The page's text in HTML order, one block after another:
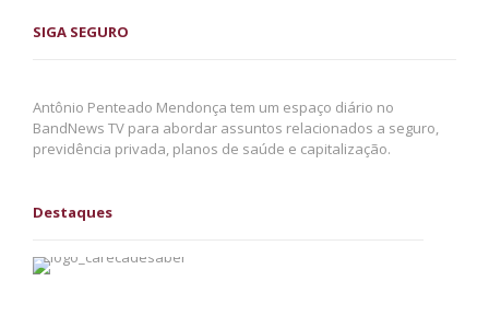
SIGA SEGURO
Antônio Penteado Mendonça tem um espaço diário no
BandNews TV para abordar assuntos relacionados a seguro,
previdência privada, planos de saúde e capitalização.
Destaques